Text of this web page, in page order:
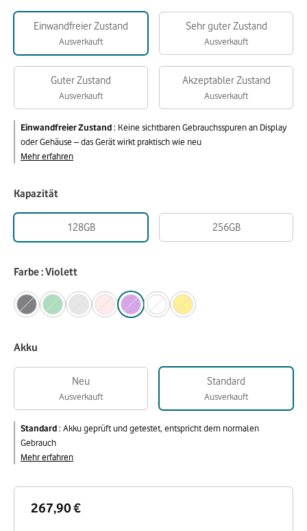
267,90 €
Einwandfreier Zustand
Ausverkauft
Sehr guter Zustand
Ausverkauft
Guter Zustand
Ausverkauft
Akzeptabler Zustand
Ausverkauft
Einwandfreier Zustand: Keine sichtbaren Gebrauchsspuren an Display
oder Gehäuse – das Gerät wirkt praktisch wie neu
Mehr erfahren
Kapazität
128GB 256GB
Farbe : Violett
Akku
Neu
Ausverkauft
Standard
Ausverkauft
Standard: Akku geprüft und getestet, entspricht dem normalen
Gebrauch
Mehr erfahren